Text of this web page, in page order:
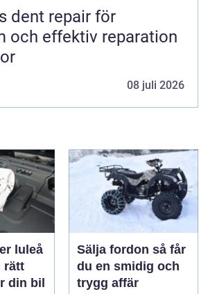
dent repair för
och effektiv reparation
08 juli 2026
luleå
rätt
din bil
Sälja fordon så får
du en smidig och
trygg affär